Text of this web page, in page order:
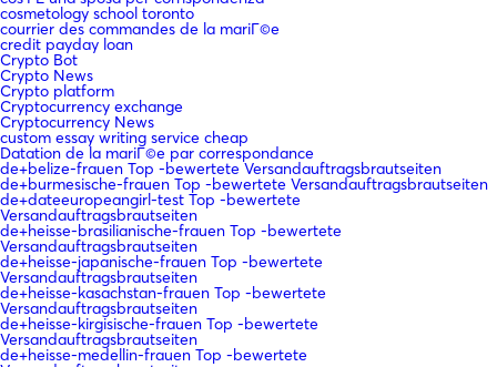
cosmetology school toronto
courrier des commandes de la mariГ©e
credit payday loan
Crypto Bot
Crypto News
Crypto platform
Cryptocurrency exchange
Cryptocurrency News
custom essay writing service cheap
Datation de la mariГ©e par correspondance
de+belize-frauen Top -bewertete Versandauftragsbrautseiten
de+burmesische-frauen Top -bewertete Versandauftragsbrautseiten
de+dateeuropeangirl-test Top -bewertete
Versandauftragsbrautseiten
de+heisse-brasilianische-frauen Top -bewertete
Versandauftragsbrautseiten
de+heisse-japanische-frauen Top -bewertete
Versandauftragsbrautseiten
de+heisse-kasachstan-frauen Top -bewertete
Versandauftragsbrautseiten
de+heisse-kirgisische-frauen Top -bewertete
Versandauftragsbrautseiten
de+heisse-medellin-frauen Top -bewertete